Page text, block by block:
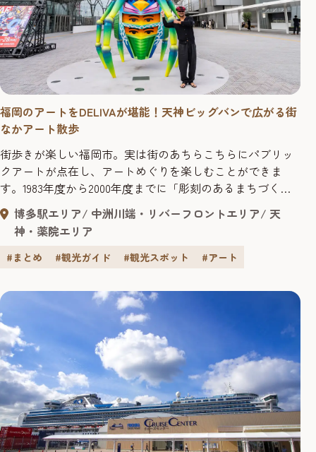
福岡のアートをDELIVAが堪能！天神ビッグバンで広がる街
なかアート散歩
街歩きが楽しい福岡市。実は街のあちらこちらにパブリッ
クアートが点在し、アートめぐりを楽しむことができま
す。1983年度から2000年度までに「彫刻のあるまちづくり
事業」が実施され、市内には25基の彫刻が設置されまし
た。さらに、近年では再開発「天神ビッグバン」により、
商業施設やオフィスビルの屋内外に新しいアートが続々登
場。街全体が“オープンミュージアム”のように彩られてい
博多駅エリア 中洲川端・リバーフロントエリア
天
神・薬院エリア
#まとめ #観光ガイド #観光スポット #アート